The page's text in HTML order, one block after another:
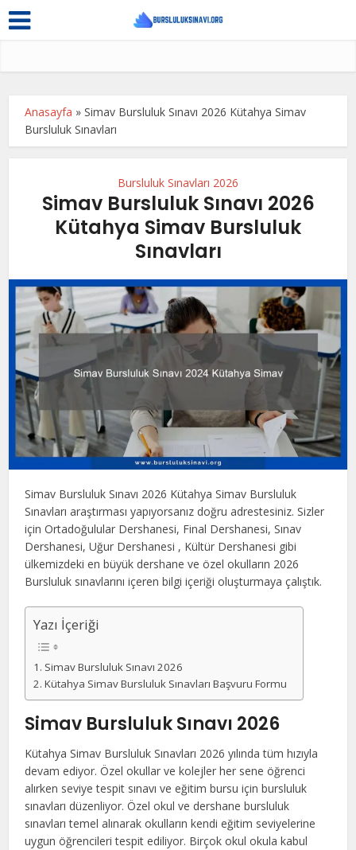
Anasayfa »Simav Bursluluk Sınavı 2026 Kütahya Simav
Bursluluk Sınavları
Bursluluk Sınavları 2026
Simav Bursluluk Sınavı 2026
Kütahya Simav Bursluluk
Sınavları
Simav Bursluluk Sınavı 2026 Kütahya Simav Bursluluk
Sınavları araştırması yapıyorsanız doğru adrestesiniz. Sizler
için Ortadoğulular Dershanesi, Final Dershanesi, Sınav
Dershanesi, Uğur Dershanesi , Kültür Dershanesi gibi
ülkemizdeki en büyük dershane ve özel okulların 2026
Bursluluk sınavlarını içeren bilgi içeriği oluşturmaya çalıştık.
Yazı İçeriği
Simav Bursluluk Sınavı 2026
Kütahya Simav Bursluluk Sınavları Başvuru Formu
Simav Bursluluk Sınavı 2026
Kütahya Simav Bursluluk Sınavları 2026 yılında tüm hızıyla
devam ediyor. Özel okullar ve kolejler her sene öğrenci
alırken seviye tespit sınavı ve eğitim bursu için bursluluk
sınavları düzenliyor. Özel okul ve dershane bursluluk
sınavları temel alınarak okulların kendi eğitim seviyelerine
uygun öğrencileri tespit ediliyor. Birçok okul okula kabul